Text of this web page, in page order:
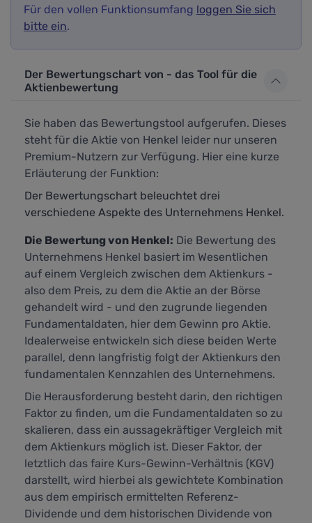
Für den vollen Funktionsumfang loggen Sie sich
bitte ein.
Der Bewertungschart von - das Tool für die
Aktienbewertung
Sie haben das Bewertungstool aufgerufen. Dieses
steht für die Aktie von Henkel leider nur unseren
Premium-Nutzern zur Verfügung. Hier eine kurze
Erläuterung der Funktion:
Der Bewertungschart beleuchtet drei
verschiedene Aspekte des Unternehmens Henkel.
Die Bewertung von Henkel: Die Bewertung des
Unternehmens Henkel basiert im Wesentlichen
auf einem Vergleich zwischen dem Aktienkurs -
also dem Preis, zu dem die Aktie an der Börse
gehandelt wird - und den zugrunde liegenden
Fundamentaldaten, hier dem Gewinn pro Aktie.
Idealerweise entwickeln sich diese beiden Werte
parallel, denn langfristig folgt der Aktienkurs den
fundamentalen Kennzahlen des Unternehmens.
Die Herausforderung besteht darin, den richtigen
Faktor zu finden, um die Fundamentaldaten so zu
skalieren, dass ein aussagekräftiger Vergleich mit
dem Aktienkurs möglich ist. Dieser Faktor, der
letztlich das faire Kurs-Gewinn-Verhältnis (KGV)
darstellt, wird hierbei als gewichtete Kombination
aus dem empirisch ermittelten Referenz-
Dividende und dem historischen Dividende von